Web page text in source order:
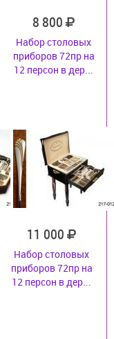
8 800
Набор столовых
приборов 72пр на
12 персон в дер...
11 000
Набор столовых
приборов 72пр на
12 персон в дер...